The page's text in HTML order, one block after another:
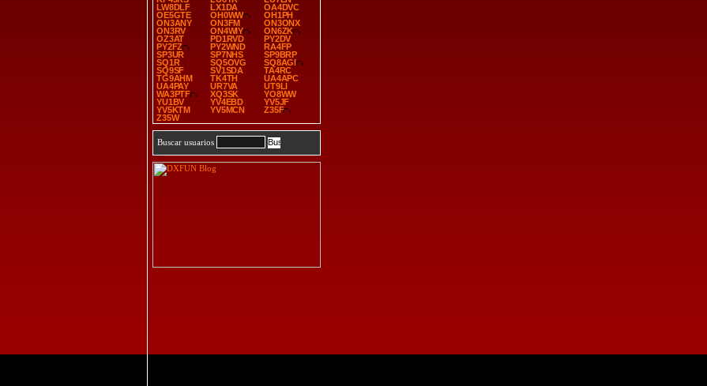
LW8DLF
LX1DA
OA4DVC
OE5GTE
OH0WW
OH1PH
ON3ANY
ON3FM
ON3ONX
ON3RV
ON4WIY
ON6ZK
OZ3AT
PD1RVD
PY2DV
PY2FZ
PY2WND
RA4FP
SP3UR
SP7NHS
SP9BRP
SQ1R
SQ5OVG
SQ8AGI
SQ9SF
SV1SDA
TA4RC
TG9AHM
TK4TH
UA4APC
UA4PAY
UR7VA
UT9LI
WA3PTF
XQ3SK
YO8WW
YU1BV
YV4EBD
YV5JF
YV5KTM
YV5MCN
Z35F
Z35W
Buscar usuarios